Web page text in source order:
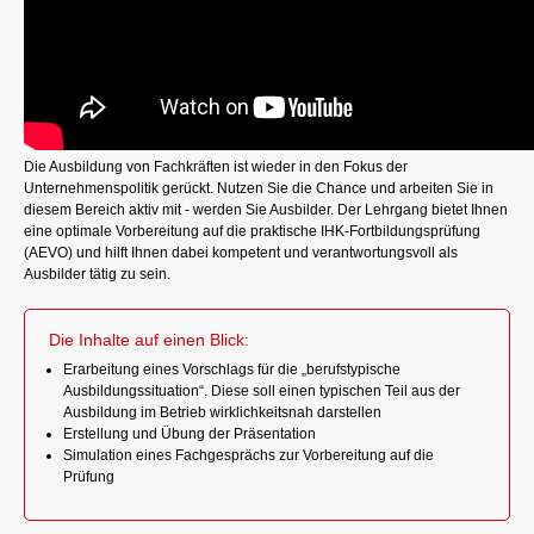
Die Ausbildung von Fachkräften ist wieder in den Fokus der
Unternehmenspolitik gerückt. Nutzen Sie die Chance und arbeiten Sie in
diesem Bereich aktiv mit - werden Sie Ausbilder. Der Lehrgang bietet Ihnen
eine optimale Vorbereitung auf die praktische IHK-Fortbildungsprüfung
(AEVO) und hilft Ihnen dabei kompetent und verantwortungsvoll als
Ausbilder tätig zu sein.
Die Inhalte auf einen Blick:
Erarbeitung eines Vorschlags für die „berufstypische
Ausbildungssituation“. Diese soll einen typischen Teil aus der
Ausbildung im Betrieb wirklichkeitsnah darstellen
Erstellung und Übung der Präsentation
Simulation eines Fachgesprächs zur Vorbereitung auf die
Prüfung